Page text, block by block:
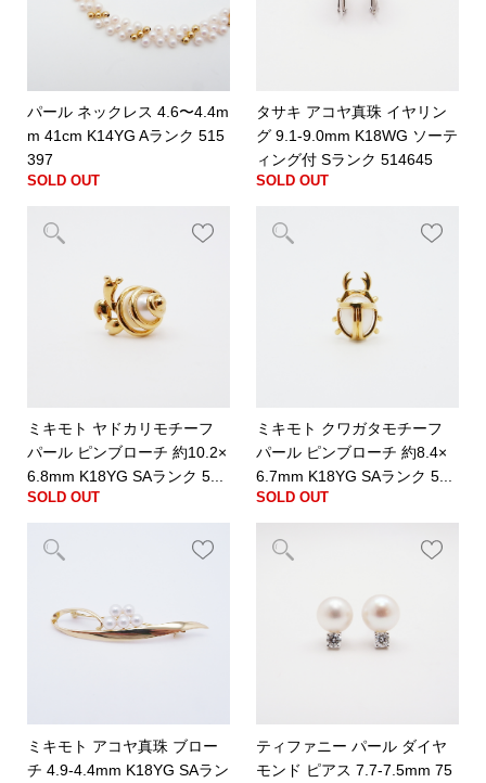
パール ネックレス 4.6〜4.4m
m 41cm K14YG Aランク 515
397
SOLD OUT
タサキ アコヤ真珠 イヤリン
グ 9.1-9.0mm K18WG ソーテ
ィング付 Sランク 514645
SOLD OUT
ミキモト ヤドカリモチーフ
パール ピンブローチ 約10.2×
6.8mm K18YG SAランク 5...
SOLD OUT
ミキモト クワガタモチーフ
パール ピンブローチ 約8.4×
6.7mm K18YG SAランク 5...
SOLD OUT
ミキモト アコヤ真珠 ブロー
チ 4.9-4.4mm K18YG SAラン
ティファニー パール ダイヤ
モンド ピアス 7.7-7.5mm 75